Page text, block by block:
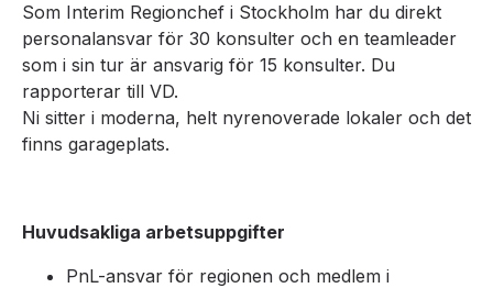
Som Interim Regionchef i Stockholm har du direkt
personalansvar för 30 konsulter och en teamleader
som i sin tur är ansvarig för 15 konsulter. Du
rapporterar till VD.
Ni sitter i moderna, helt nyrenoverade lokaler och det
finns garageplats.
Huvudsakliga arbetsuppgifter
PnL-ansvar för regionen och medlem i